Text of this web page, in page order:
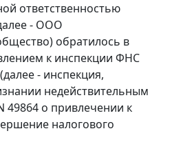
ответственностью
- ООО
обратилось в
к инспекции ФНС
- инспекция,
недействительным
49864 о привлечении к
налогового